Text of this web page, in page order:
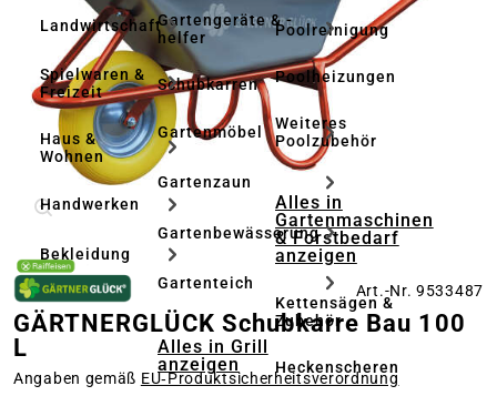
Landwirtschaft
Spielwaren &
Freizeit
Haus &
Wohnen
Handwerken
Bekleidung
Gartengeräte & -
helfer
Schubkarren
Gartenmöbel
Gartenzaun
Gartenbewässerung
Gartenteich
Alles in Grill
anzeigen
Poolreinigung
Poolheizungen
Weiteres
Poolzubehör
Alles in
Gartenmaschinen
& Forstbedarf
anzeigen
Kettensägen &
Zubehör
Heckenscheren
Art.-Nr. 9533487
GÄRTNERGLÜCK Schubkarre Bau 100
L
Angaben gemäß EU‑Produktsicherheitsverordnung